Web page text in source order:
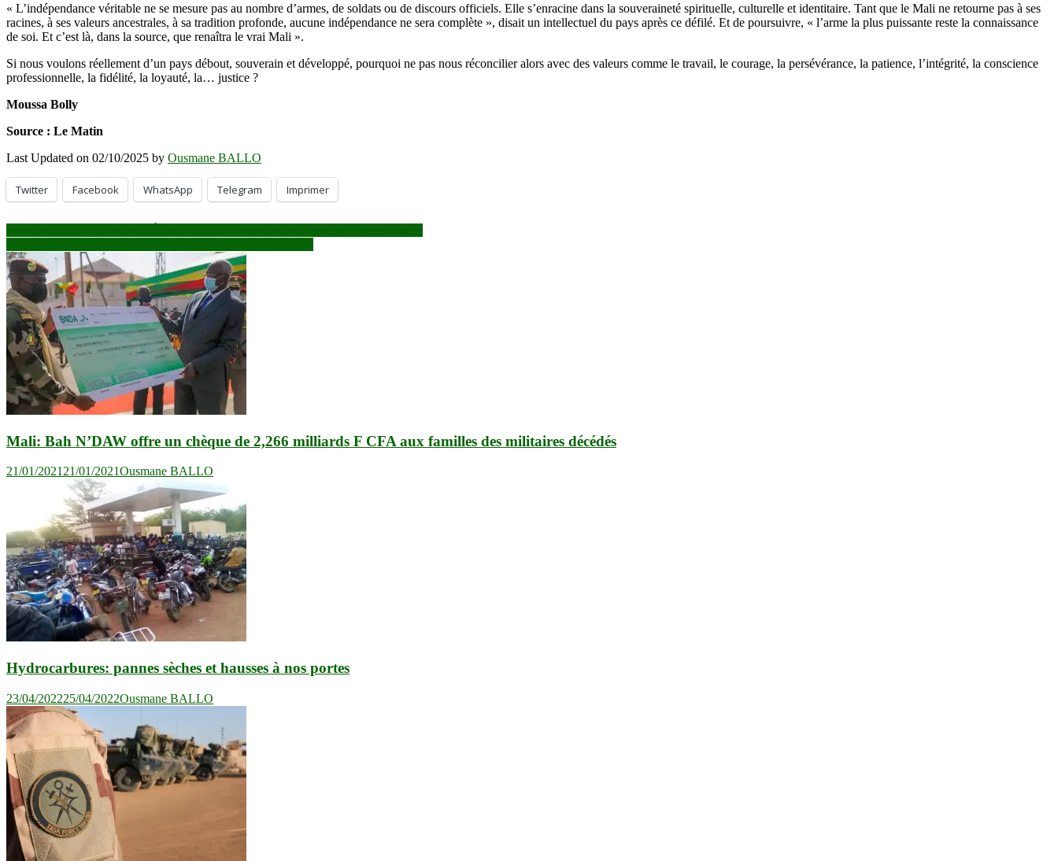
« L’indépendance véritable ne se mesure pas au nombre d’armes, de soldats ou de discours officiels. Elle s’enracine dans la souveraineté spirituelle, culturelle et identitaire. Tant que le Mali ne retourne pas à ses
racines, à ses valeurs ancestrales, à sa tradition profonde, aucune indépendance ne sera complète », disait un intellectuel du pays après ce défilé. Et de poursuivre, « l’arme la plus puissante reste la connaissance
de soi. Et c’est là, dans la source, que renaîtra le vrai Mali ».
Si nous voulons réellement d’un pays débout, souverain et développé, pourquoi ne pas nous réconcilier alors avec des valeurs comme le travail, le courage, la persévérance, la patience, l’intégrité, la conscience
professionnelle, la fidélité, la loyauté, la… justice ?
Moussa Bolly
Source : Le Matin
Last Updated on 02/10/2025 by Ousmane BALLO
Twitter Facebook WhatsApp Telegram Imprimer
Navigation
de
l’article
Mali: Bah N’DAW offre un chèque de 2,266 milliards F CFA aux familles des militaires décédés
21/01/2021 21/01/2021Ousmane BALLO
Hydrocarbures: pannes sèches et hausses à nos portes
23/04/202225/04/2022Ousmane BALLO